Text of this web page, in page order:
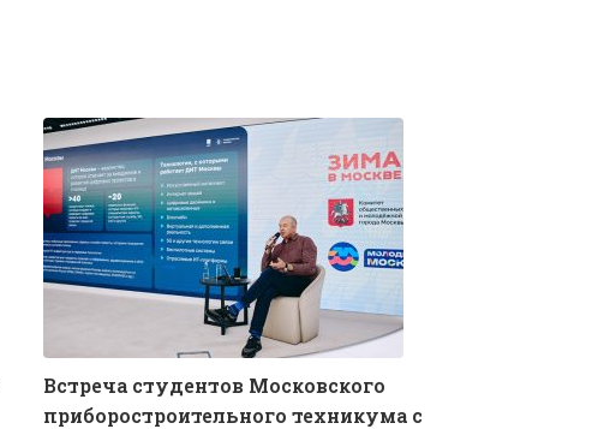
Встреча студентов Московского
приборостроительного техникума с